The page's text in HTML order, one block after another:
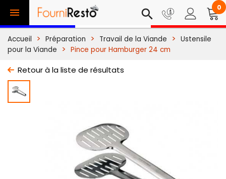
 search 0
Accueil Préparation Travail de la Viande
Ustensile
pour la Viande
Pince pour Hamburger 24 cm
Retour à la liste de résultats